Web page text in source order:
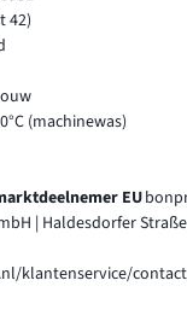
42)
(machinewas)
EU
| Haldesdorfer
klantenservice/